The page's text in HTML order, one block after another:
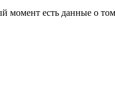
момент есть данные о